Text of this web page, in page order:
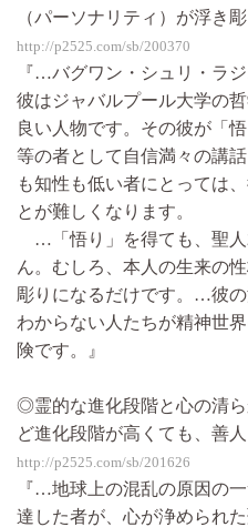
（パーソナリティ）が浮き
http://p2525.com/sb/200370
『…バグワン・シュリ・ラ
彼はジャバルプール大学の
良い人物です。その彼が「
等の者として自信満々の講
も知性も低い者にとっては
とが難しくなります。
…「悟り」を得ても、聖人
ん。むしろ、本人の生来の
彫りになるだけです。…彼
わからない人たちが精神世
険です。』
◎霊的な進化段階と心の清
ど進化段階が高くても、善
http://p2525.com/sb/201626
『…地球上の混乱の原因の
達した者が、心が浄められ